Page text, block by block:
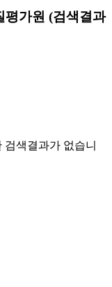
평가원 (검색결과
검색결과가 없습니